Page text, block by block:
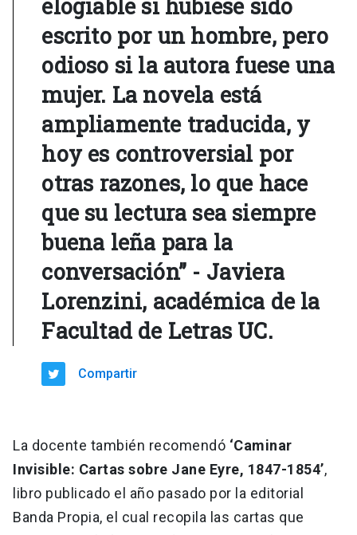
elogiable si hubiese sido
escrito por un hombre, pero
odioso si la autora fuese una
mujer. La novela está
ampliamente traducida, y
hoy es controversial por
otras razones, lo que hace
que su lectura sea siempre
buena leña para la
conversación” - Javiera
Lorenzini, académica de la
Facultad de Letras UC.
Compartir
La docente también recomendó ‘Caminar
Invisible: Cartas sobre Jane Eyre, 1847-1854’,
libro publicado el año pasado por la editorial
Banda Propia, el cual recopila las cartas que